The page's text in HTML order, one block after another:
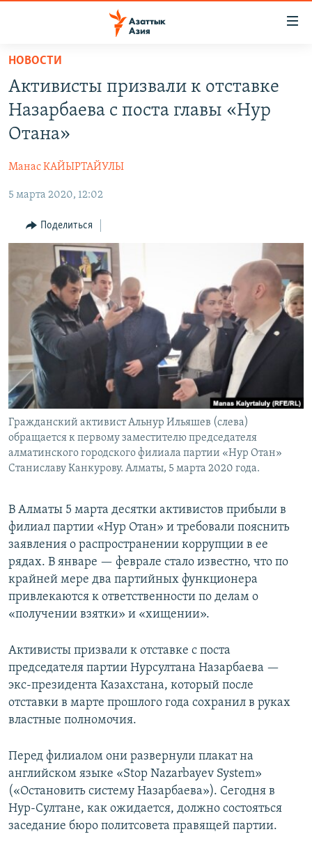
Вернуться
основному
содержанию
Вернутся
главной
Вернутся
поиску
КАЗАХСТАН
НОВОСТИ
ВОЙНА В УКРАИНЕ
КЫРГЫЗЧА
ЎЗБЕКЧА
ТОҶИКӢ
TÜRKMENÇE
Все сайты РСЕ/РС
НОВОСТИ
Активисты призвали к отставке
Назарбаева с поста главы «Нур
Отана»
Манас КАЙЫРТАЙУЛЫ
5 марта 2020, 12:02
Поделиться
Гражданский активист Альнур Ильяшев (слева)
обращается к первому заместителю председателя
алматинского городского филиала партии «Нур Отан»
Станиславу Канкурову. Алматы, 5 марта 2020 года.
В Алматы 5 марта десятки активистов прибыли в
филиал партии «Нур Отан» и требовали пояснить
заявления о распространении коррупции в ее
рядах. В январе — феврале стало известно, что по
крайней мере два партийных функционера
привлекаются к ответственности по делам о
«получении взятки» и «хищении».
Активисты призвали к отставке с поста
председателя партии Нурсултана Назарбаева —
экс-президента Казахстана, который после
отставки в марте прошлого года сохранил в руках
властные полномочия.
Перед филиалом они развернули плакат на
английском языке «Stop Nazarbayev System»
(«Остановить систему Назарбаева»). Сегодня в
Нур-Султане, как ожидается, должно состояться
заседание бюро политсовета правящей партии.